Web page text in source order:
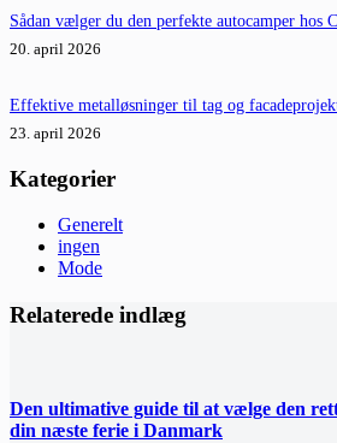
Sådan vælger du den perfekte autocamper hos
20. april 2026
Effektive metalløsninger til tag og
23. april 2026
Kategorier
Generelt
ingen
Mode
Relaterede indlæg
Den ultimative guide til at vælge den
din næste ferie i Danmark